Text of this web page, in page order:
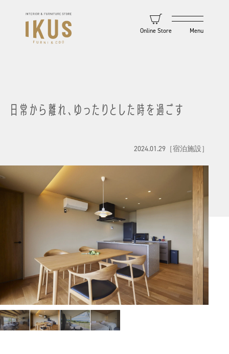
Online Store
日常から離れ、ゆったりとした時を過ごす
2024.01.29 ［宿泊施設］